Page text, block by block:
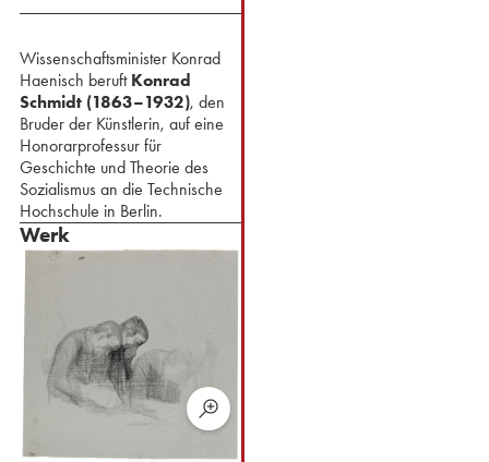
Wissenschaftsminister Konrad
Haenisch beruft Konrad
Schmidt (1863–1932), den
Bruder der Künstlerin, auf eine
Honorarprofessur für
Geschichte und Theorie des
Sozialismus an die Technische
Hochschule in Berlin.
Werk